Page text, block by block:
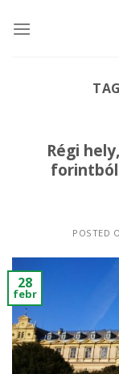
Régi
forintból
POSTED
28
febr